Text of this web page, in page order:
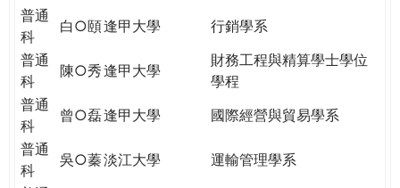
普通
科
白○頤逢甲大學
行銷學系
普通
科
陳○秀逢甲大學
財務工程與精算學士學位
學程
普通
科
曾○磊逢甲大學
國際經營與貿易學系
普通
科
吳○蓁淡江大學
運輸管理學系